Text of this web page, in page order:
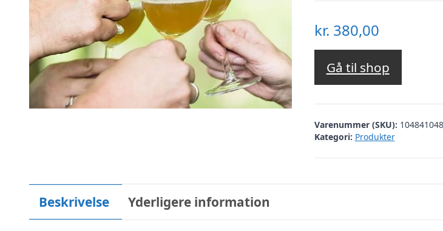
kr. 380,00
Gå til shop
Varenummer (SKU):
Kategori: Produkter
Beskrivelse Yderligere information